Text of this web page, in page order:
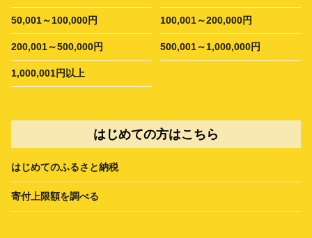
50,001～100,000円 100,001～200,000円
200,001～500,000円 500,001～1,000,000円
1,000,001円以上
はじめての方はこちら
はじめてのふるさと納税
寄付上限額を調べる